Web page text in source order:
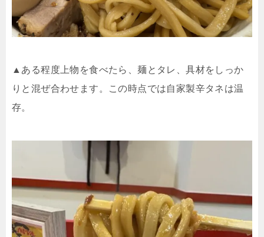
▲ある程度上物を食べたら、麺とタレ、具材をしっか
りと混ぜ合わせます。この時点では自家製辛タネは温
存。